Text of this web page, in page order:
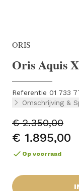
ORIS
Oris Aquis
Referentie 01 733
Omschrijving &
€ 2.350,00
€ 1.895,00
Op voorraad